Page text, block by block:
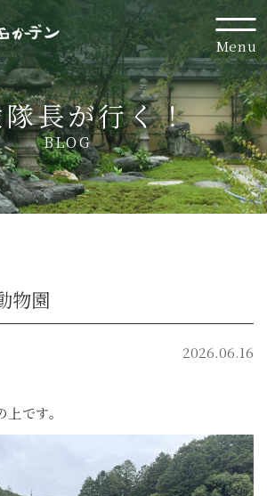
Menu
長が行く！
BLOG
物園
2026.06.16
です。